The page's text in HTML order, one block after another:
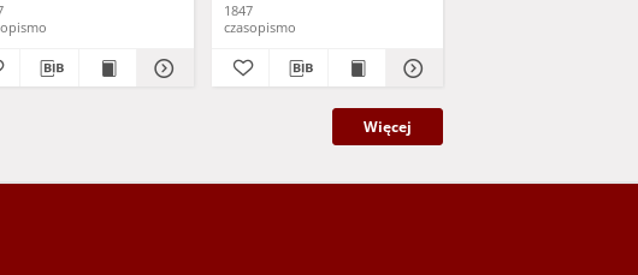
1847
czasopismo
Więcej